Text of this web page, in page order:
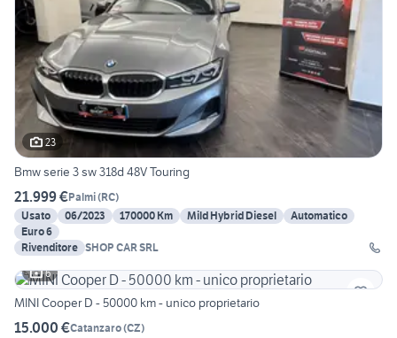
23
Bmw serie 3 sw 318d 48V Touring
21.999 €Palmi(RC)
Usato
06/2023 170000 Km Mild Hybrid Diesel
Automatico
Euro 6
Rivenditore SHOP CAR SRL
6
MINI Cooper D - 50000 km - unico proprietario
15.000 €Catanzaro(CZ)